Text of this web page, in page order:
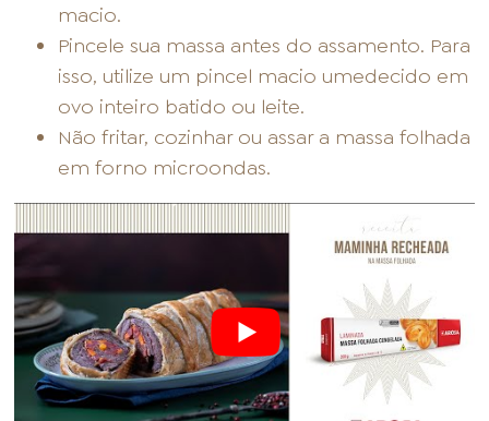
macio.
Pincele sua massa antes do assamento. Para
isso, utilize um pincel macio umedecido em
ovo inteiro batido ou leite.
Não fritar, cozinhar ou assar a massa folhada
em forno microondas.